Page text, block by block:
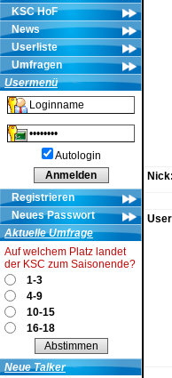
KSC HoF
News
Userliste
Umfragen
Usermenü
Autologin
Registrieren
Neues Passwort
Aktuelle Umfrage
Auf welchem Platz landet
der KSC zum Saisonende?
1-3
4-9
10-15
16-18
Neue Talker
Nick: